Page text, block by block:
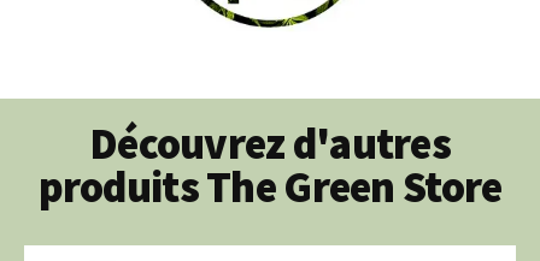
Découvrez d'autres
produits The Green Store